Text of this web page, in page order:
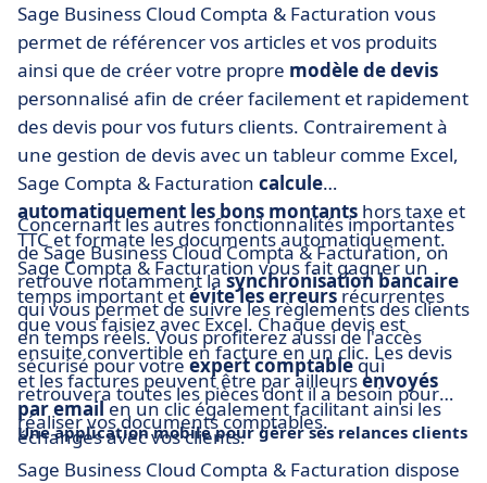
Sage Business Cloud Compta & Facturation vous
permet de référencer vos articles et vos produits
ainsi que de créer votre propre modèle de devis
personnalisé afin de créer facilement et rapidement
des devis pour vos futurs clients. Contrairement à
une gestion de devis avec un tableur comme Excel,
Sage Compta & Facturation calcule
automatiquement les bons montants hors taxe et
TTC et formate les documents automatiquement.
Sage Compta & Facturation vous fait gagner un
temps important etévite les erreursrécurrentes
que vous faisiez avec Excel. Chaque devis est
ensuite convertible en facture en un clic. Les devis
et les factures peuvent être par ailleursenvoyés
par emailen un clic également facilitant ainsi les
échanges avec vos clients.
Concernant les autres fonctionnalités importantes
de Sage Business Cloud Compta & Facturation, on
retrouve notamment lasynchronisation bancaire
qui vous permet de suivre les règlements des clients
en temps réels. Vous profiterez aussi de l'accès
sécurisé pour votre expert comptablequi
retrouvera toutes les pièces dont il a besoin pour
réaliser vos documents comptables.
Une application mobile pour gérer ses relances clients
Sage Business Cloud Compta & Facturation dispose